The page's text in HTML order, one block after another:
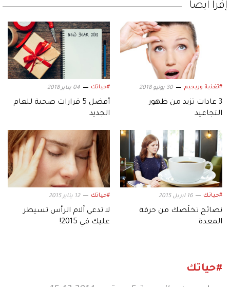
إقرأ أيضاً
#تغذية وريجيم 30 يوليو 2018
3 عادات تزيد من ظهور
التجاعيد
#حياتك 04 يناير 2018
أفضل 5 قرارات صحية للعام
الجديد
#حياتك 16 ابريل 2015
نصائح تخلّصك من حرقة
المعدة
#حياتك 12 يناير 2015
لا تدعي آلام الرأس تسيطر
عليك في 2015!
#حياتك